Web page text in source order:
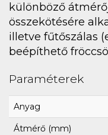
különböző
összekötésére
illetve fűtőszálas
beépíthető
Paraméterek
Anyag
Átmérő (mm)